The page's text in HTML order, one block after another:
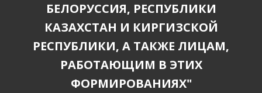
БЕЛОРУССИЯ, РЕСПУБЛИКИ
КАЗАХСТАН И КИРГИЗСКОЙ
РЕСПУБЛИКИ, А ТАКЖЕ ЛИЦАМ,
РАБОТАЮЩИМ В ЭТИХ
ФОРМИРОВАНИЯХ"